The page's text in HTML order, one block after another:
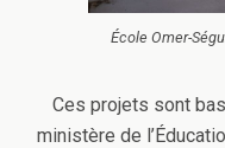
École Omer-
Ces projets sont
ministère de